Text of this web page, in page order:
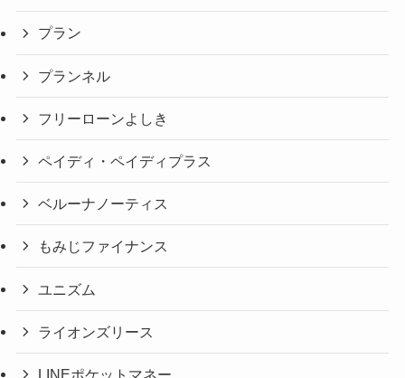
プラン
プランネル
フリーローンよしき
ペイディ・ペイディプラス
ベルーナノーティス
もみじファイナンス
ユニズム
ライオンズリース
LINEポケットマネー